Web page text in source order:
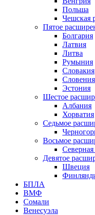
Польша
Чешская
Пятое
Болгария
Латвия
Литва
Румыния
Словакия
Словения
Эстония
Шестое
Албания
Хорватия
Седьмое
Восьмое
Девятое
Швеция
БПЛА
ВМФ
Сомали
Венесуэла